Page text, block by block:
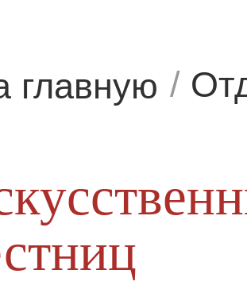
/